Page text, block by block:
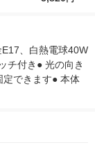
、白熱電球40W
チ付き● 光の向き
定できます● 本体